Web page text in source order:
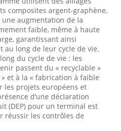
composites argent-graphène,
augmentation de la
faible, même à haute
garantissant ainsi
au long de leur cycle de vie.
du cycle de vie : les
passent du « recyclable »
et à la « fabrication à faible
les projets européens et
d’une déclaration
(DEP) pour un terminal est
réussir les contrôles de